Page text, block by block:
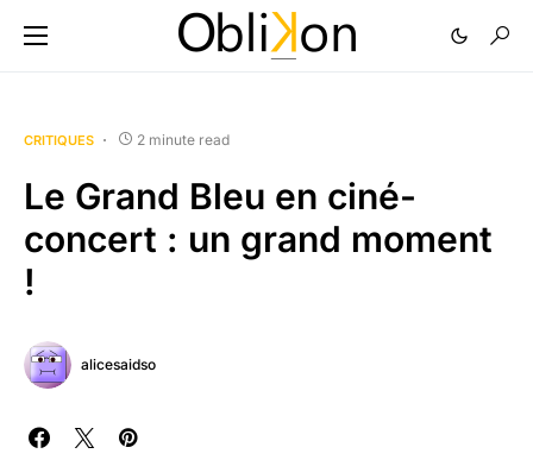
CRITIQUES 2 minute read
Le Grand Bleu en ciné-
concert : un grand moment
!
alicesaidso